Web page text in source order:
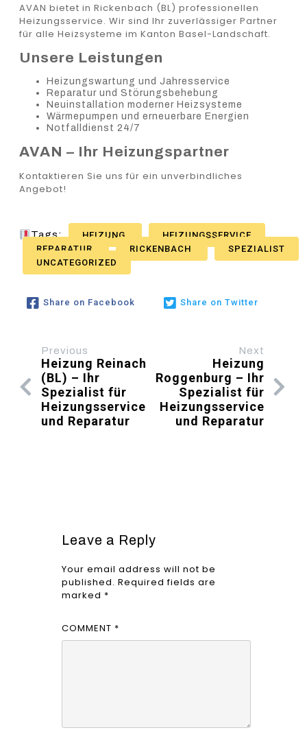
AVAN bietet in Rickenbach (BL) professionellen
Heizungsservice. Wir sind Ihr zuverlässiger Partner
für alle Heizsysteme im Kanton Basel-Landschaft.
Unsere Leistungen
Heizungswartung und Jahresservice
Reparatur und Störungsbehebung
Neuinstallation moderner Heizsysteme
Wärmepumpen und erneuerbare Energien
Notfalldienst 24/7
AVAN – Ihr Heizungspartner
Kontaktieren Sie uns für ein unverbindliches
Angebot!
Tags: HEIZUNG
HEIZUNGSSERVICE
REPARATUR
RICKENBACH
SPEZIALIST
UNCATEGORIZED
Share on Facebook Share on Twitter
Previous
Heizung Reinach
(BL) – Ihr
Spezialist für
Heizungsservice
und Reparatur
Next
Heizung
Roggenburg – Ihr
Spezialist für
Heizungsservice
und Reparatur
Leave a Reply
Your email address will not be
published. Required fields are
marked *
COMMENT *